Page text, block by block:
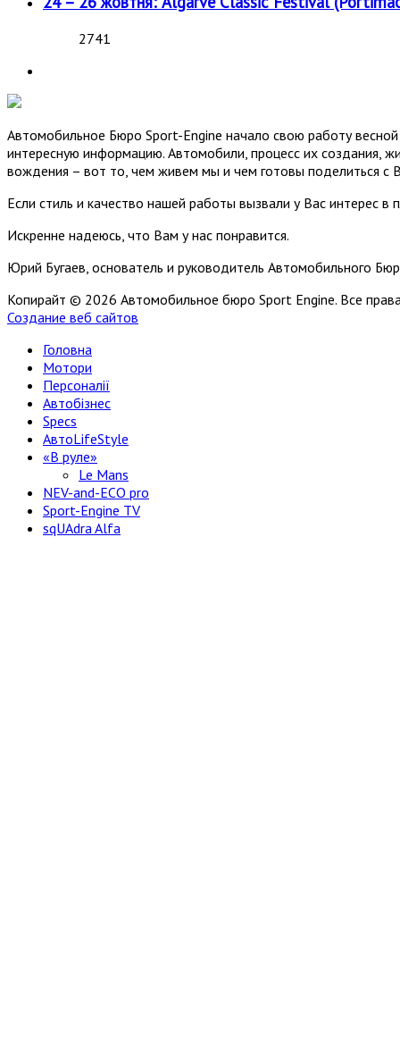
2741
Автомобильное Бюро Sport-Engine начало свою работу
интересную информацию. Автомобили, процесс их создания,
вождения – вот то, чем живем мы и чем готовы поделиться с
Если стиль и качество нашей работы вызвали у Вас интерес в
Искренне надеюсь, что Вам у нас понравится.
Юрий Бугаев, основатель и руководитель Автомобильного
Копирайт © 2026 Автомобильное бюро Sport Engine. Все
Создание веб сайтов
Головна
Мотори
Персоналії
Автобізнес
Specs
АвтоLifeStyle
«В руле»
Le Mans
NEV-and-ECO pro
Sport-Engine TV
sqUAdra Alfa